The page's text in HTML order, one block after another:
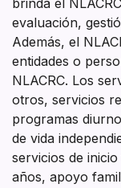
evaluación,
Además, el
entidades o
NLACRC. Los
otros, servicios
programas
de vida
servicios de
años, apoyo